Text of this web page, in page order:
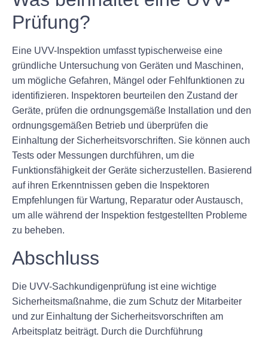
Prüfung?
Eine UVV-Inspektion umfasst typischerweise eine
gründliche Untersuchung von Geräten und Maschinen,
um mögliche Gefahren, Mängel oder Fehlfunktionen zu
identifizieren. Inspektoren beurteilen den Zustand der
Geräte, prüfen die ordnungsgemäße Installation und den
ordnungsgemäßen Betrieb und überprüfen die
Einhaltung der Sicherheitsvorschriften. Sie können auch
Tests oder Messungen durchführen, um die
Funktionsfähigkeit der Geräte sicherzustellen. Basierend
auf ihren Erkenntnissen geben die Inspektoren
Empfehlungen für Wartung, Reparatur oder Austausch,
um alle während der Inspektion festgestellten Probleme
zu beheben.
Abschluss
Die UVV-Sachkundigenprüfung ist eine wichtige
Sicherheitsmaßnahme, die zum Schutz der Mitarbeiter
und zur Einhaltung der Sicherheitsvorschriften am
Arbeitsplatz beiträgt. Durch die Durchführung